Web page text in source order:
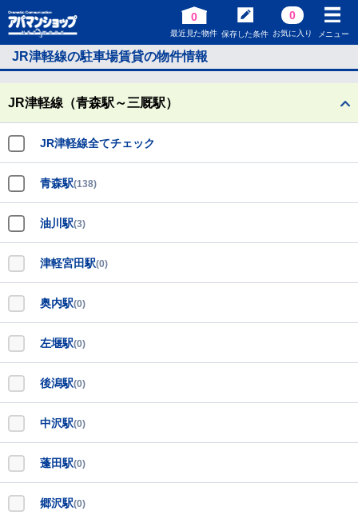
0
最近見た物件 保存した条件
0
お気に入り メニュー
JR津軽線の駐車場賃貸の物件情報
JR津軽線（青森駅～三厩駅）
JR津軽線全てチェック
青森駅(138)
油川駅(3)
津軽宮田駅(0)
奥内駅(0)
左堰駅(0)
後潟駅(0)
中沢駅(0)
蓬田駅(0)
郷沢駅(0)